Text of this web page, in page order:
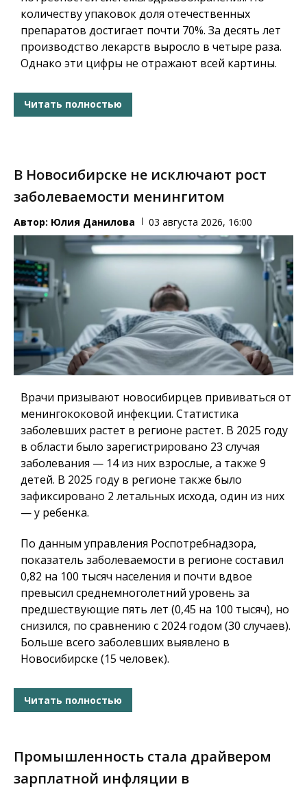
количеству упаковок доля отечественных
препаратов достигает почти 70%. За десять лет
производство лекарств выросло в четыре раза.
Однако эти цифры не отражают всей картины.
Читать полностью
В Новосибирске не исключают рост
заболеваемости менингитом
Автор: Юлия Данилова 03 августа 2026, 16:00
Врачи призывают новосибирцев прививаться от
менингококовой инфекции. Статистика
заболевших растет в регионе растет. В 2025 году
в области было зарегистрировано 23 случая
заболевания — 14 из них взрослые, а также 9
детей. В 2025 году в регионе также было
зафиксировано 2 летальных исхода, один из них
— у ребенка.
По данным управления Роспотребнадзора,
показатель заболеваемости в регионе составил
0,82 на 100 тысяч населения и почти вдвое
превысил среднемноголетний уровень за
предшествующие пять лет (0,45 на 100 тысяч), но
снизился, по сравнению с 2024 годом (30 случаев).
Больше всего заболевших выявлено в
Новосибирске (15 человек).
Читать полностью
Промышленность стала драйвером
зарплатной инфляции в